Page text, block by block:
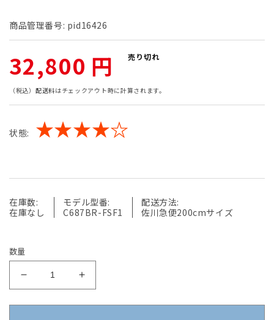
商品管理番号: pid16426
通
常
価
32,800 円 売り切れ
（税込） 配送料はチェックアウト時に計算されます。
状態: ★★★★☆
在庫数:
在庫なし
モデル型番:
C687BR-FSF1
配送方法:
佐川急便200cmサイズ
数量
【中